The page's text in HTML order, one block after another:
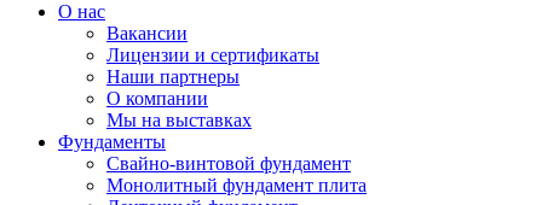
О нас
Вакансии
Лицензии и сертификаты
Наши партнеры
О компании
Мы на выставках
Фундаменты
Свайно-винтовой фундамент
Монолитный фундамент плита